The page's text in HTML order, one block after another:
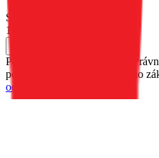
Skladem 62 ks u dodavatele
189 Kč
Petr Matyáš, IČ: 00705331,
podnikající dle živnostenského
ochrana osobních údajů